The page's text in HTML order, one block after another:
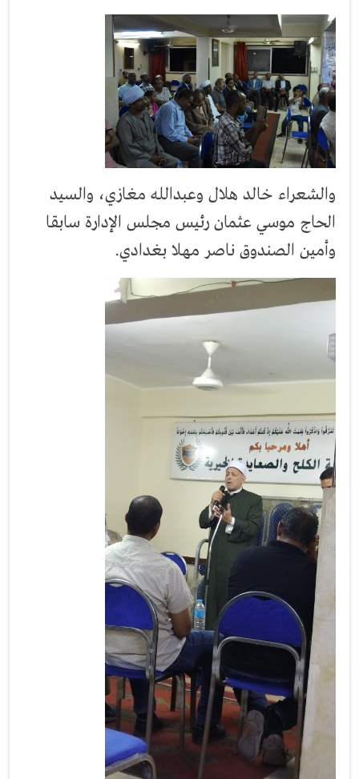
والشعراء خالد هلال وعبدالله مغازي، والسيد
الحاج موسي عثمان رئيس مجلس الإدارة سابقا
وأمين الصندوق ناصر مهلا بغدادي.